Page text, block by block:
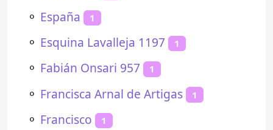
⚬ España 1
⚬ Esquina Lavalleja 1197 1
⚬ Fabián Onsari 957 1
⚬ Francisca Arnal de Artigas 1
⚬ Francisco 1